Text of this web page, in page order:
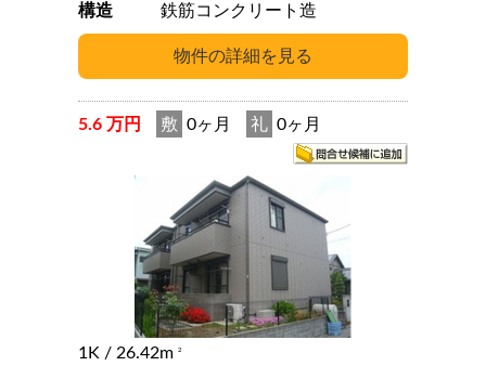
構造
鉄筋コンクリート造
5.6 万円 敷 0ヶ月 礼 0ヶ月
1K / 26.42m 2